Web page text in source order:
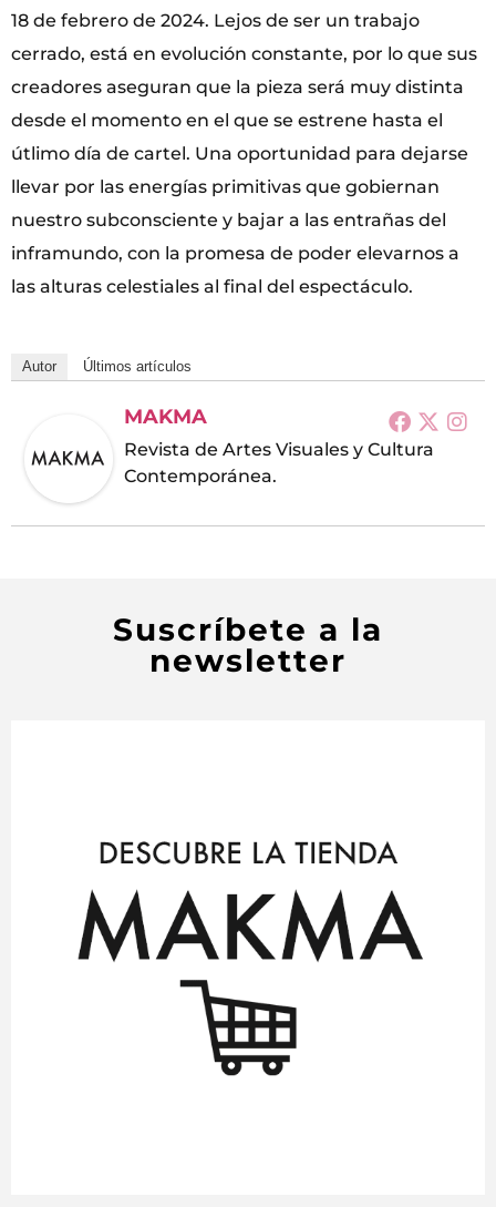
18 de febrero de 2024. Lejos de ser un trabajo
cerrado, está en evolución constante, por lo que sus
creadores aseguran que la pieza será muy distinta
desde el momento en el que se estrene hasta el
útlimo día de cartel. Una oportunidad para dejarse
llevar por las energías primitivas que gobiernan
nuestro subconsciente y bajar a las entrañas del
inframundo, con la promesa de poder elevarnos a
las alturas celestiales al final del espectáculo.
Autor Últimos artículos
MAKMA
Revista de Artes Visuales y Cultura
Contemporánea.
Suscríbete a la
newsletter